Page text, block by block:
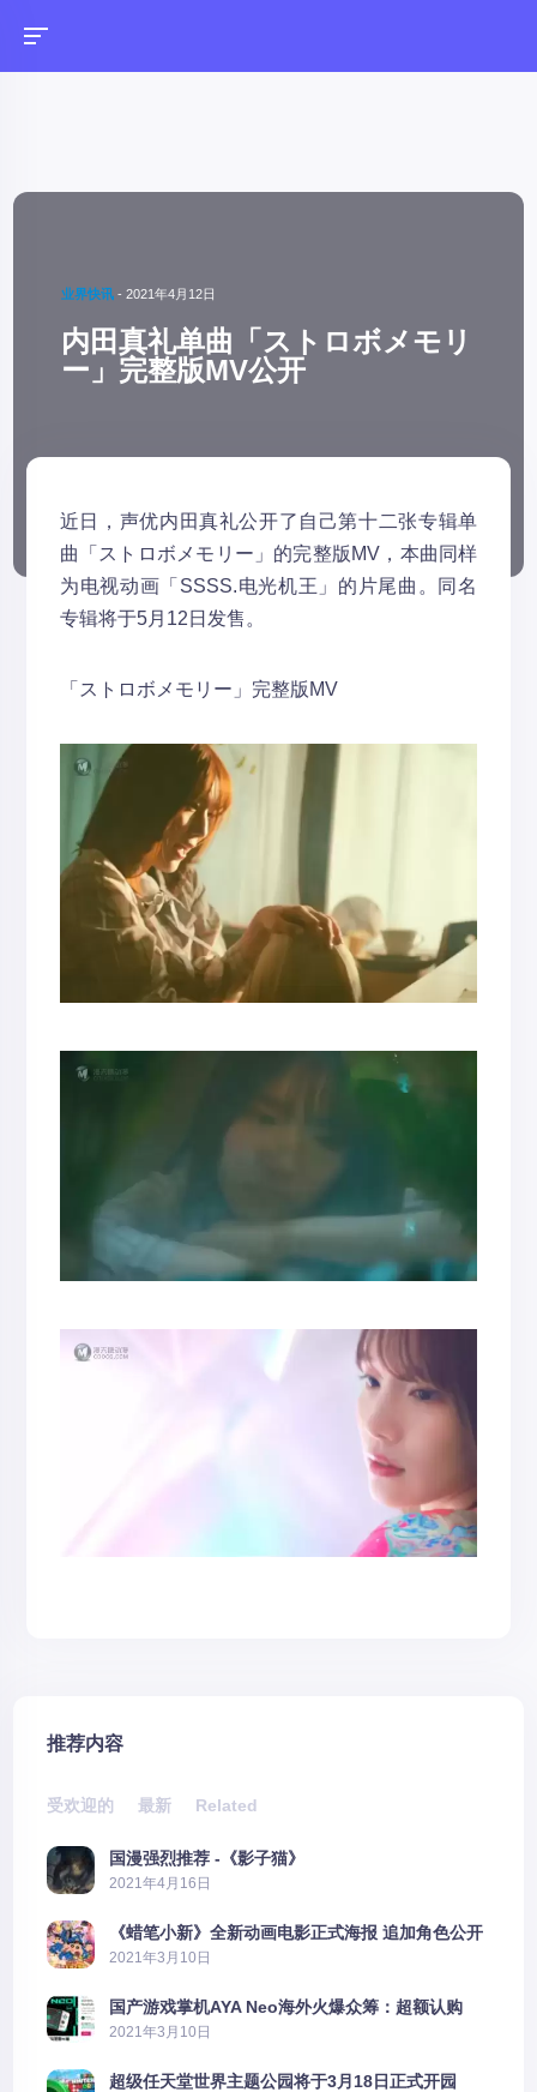
业界快讯 -2021年4月12日
内田真礼单曲「ストロボメモリ
ー」完整版MV公开
近日，声优内田真礼公开了自己第十二张专辑单
曲「ストロボメモリー」的完整版MV，本曲同样
为电视动画「SSSS.电光机王」的片尾曲。同名
专辑将于5月12日发售。
「ストロボメモリー」完整版MV
推荐内容
受欢迎的 最新 Related
国漫强烈推荐 -《影子猫》
2021年4月16日
《蜡笔小新》全新动画电影正式海报 追加角色公开
2021年3月10日
国产游戏掌机AYA Neo海外火爆众筹：超额认购
2606%
2021年3月10日
超级任天堂世界主题公园将于3月18日正式开园